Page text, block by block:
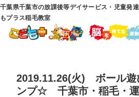
千葉県千葉市の放課後等デイサービス・児童発
もプラス稲毛教室
2019.11.26(火) ボール
ンプ☆ 千葉市・稲毛・運